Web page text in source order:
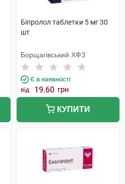
Біпролол таблетки 5 мг 30
шт
Борщагівський ХФЗ
Є в наявності
від 19.60 грн
КУПИТИ